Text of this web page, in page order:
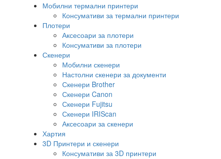
Мобилни термални принтери
Консумативи за термални принтери
Плотери
Аксесоари за плотери
Консумативи за плотери
Скенери
Мобилни скенери
Настолни скенери за документи
Скенери Brother
Скенери Canon
Скенери Fujitsu
Скенери IRIScan
Аксесоари за скенери
Хартия
3D Принтери и скенери
Консумативи за 3D принтери